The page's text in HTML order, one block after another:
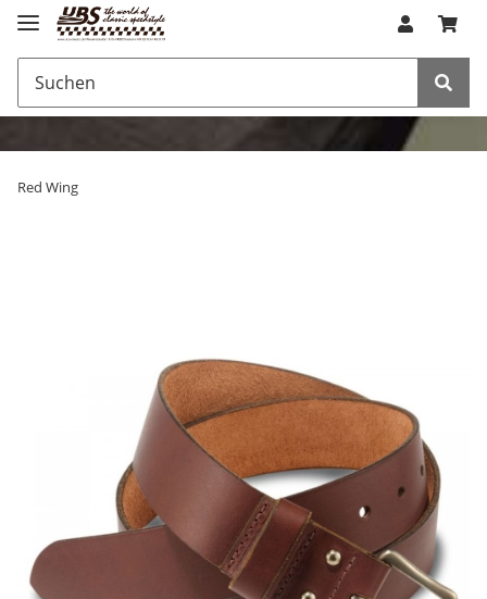
Red Wing